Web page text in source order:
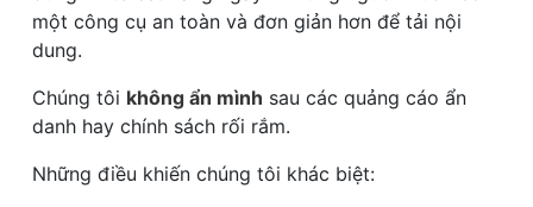
một công cụ an toàn và đơn giản hơn để tải nội
dung.
Chúng tôi không ẩn mình sau các quảng cáo ẩn
danh hay chính sách rối rắm.
Những điều khiến chúng tôi khác biệt: